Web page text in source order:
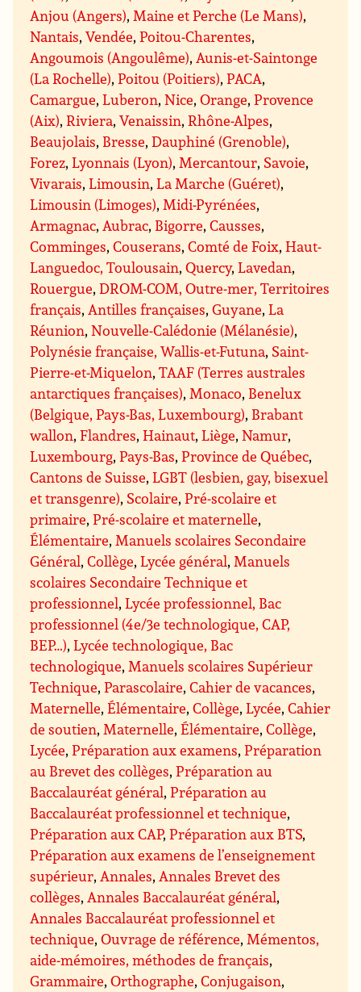
Anjou (Angers), Maine et Perche (Le Mans),
Nantais,Vendée,Poitou-Charentes,
Angoumois (Angoulême), Aunis-et-Saintonge
(La Rochelle),Poitou (Poitiers),PACA,
Camargue,Luberon,Nice,Orange,Provence
(Aix),Riviera,Venaissin,Rhône-Alpes,
Beaujolais, Bresse,Dauphiné (Grenoble),
Forez,Lyonnais (Lyon), Mercantour, Savoie,
Vivarais,Limousin,La Marche (Guéret),
Limousin (Limoges), Midi-Pyrénées,
Armagnac, Aubrac, Bigorre,Causses,
Comminges,Couserans,Comté de Foix,Haut-
Languedoc, Toulousain,Quercy,Lavedan,
Rouergue,DROM-COM, Outre-mer, Territoires
français, Antilles françaises,Guyane,La
Réunion,Nouvelle-Calédonie (Mélanésie),
Polynésie française, Wallis-et-Futuna, Saint-
Pierre-et-Miquelon,TAAF (Terres australes
antarctiques françaises), Monaco, Benelux
(Belgique, Pays-Bas, Luxembourg), Brabant
wallon,Flandres,Hainaut,Liège,Namur,
Luxembourg,Pays-Bas,Province de Québec,
Cantons de Suisse,LGBT (lesbien, gay, bisexuel
et transgenre), Scolaire,Pré-scolaire et
primaire,Pré-scolaire et maternelle,
Élémentaire, Manuels scolaires Secondaire
Général,Collège,Lycée général, Manuels
scolaires Secondaire Technique et
professionnel,Lycée professionnel, Bac
professionnel (4e/3e technologique, CAP,
BEP…),Lycée technologique, Bac
technologique, Manuels scolaires Supérieur
Technique,Parascolaire,Cahier de vacances,
Maternelle,Élémentaire,Collège,Lycée,Cahier
de soutien, Maternelle,Élémentaire,Collège,
Lycée,Préparation aux examens,Préparation
au Brevet des collèges,Préparation au
Baccalauréat général,Préparation au
Baccalauréat professionnel et technique,
Préparation aux CAP,Préparation aux BTS,
Préparation aux examens de l’enseignement
supérieur, Annales, Annales Brevet des
collèges, Annales Baccalauréat général,
Annales Baccalauréat professionnel et
technique,Ouvrage de référence, Mémentos,
aide-mémoires, méthodes de français,
Grammaire,Orthographe,Conjugaison,